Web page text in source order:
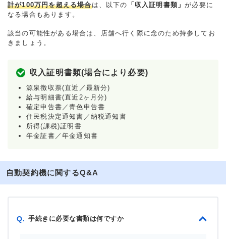
計が100万円を超える場合は、以下の 「収入証明書類」が必要に
なる場合もあります。
該当の可能性がある場合は、店舗へ行く際に念のため持参してお
きましょう。
収入証明書類(場合により必要)
源泉徴収票(直近／最新分)
給与明細書(直近2ヶ月分)
確定申告書／青色申告書
住民税決定通知書／納税通知書
所得(課税)証明書
年金証書／年金通知書
自動契約機に関するQ&A
Q. 手続きに必要な書類は何ですか